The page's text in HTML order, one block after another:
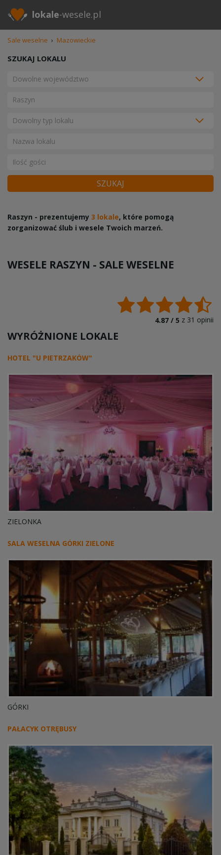
lokale-wesele.pl
Sale weselne › Mazowieckie
SZUKAJ LOKALU
SZUKAJ
Raszyn - prezentujemy 3 lokale, które pomogą
zorganizować ślub i wesele Twoich marzeń.
WESELE RASZYN - SALE WESELNE
4.87 / 5 z 31 opinii
WYRÓŻNIONE LOKALE
HOTEL "U PIETRZAKÓW"
ZIELONKA
SALA WESELNA GÓRKI ZIELONE
GÓRKI
PAŁACYK OTRĘBUSY